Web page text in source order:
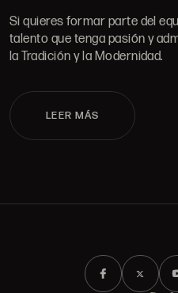
Si quieres formar parte del
talento que tenga pasión y
la Tradición y la Modernidad.
LEER MÁS